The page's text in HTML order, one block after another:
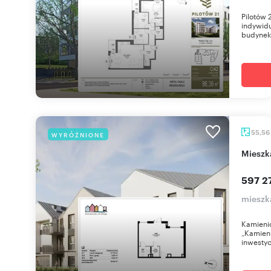
Pilotów
WYRÓŻNIONE 55,56
597